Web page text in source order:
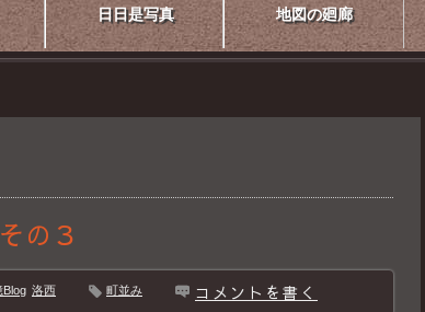
日日是写真 地図の廻廊
の３
Blog 洛西 町並み コメントを書く